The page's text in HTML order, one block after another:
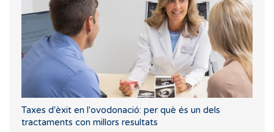
Taxes d'èxit en l'ovodonació: per què és un dels
tractaments con millors resultats